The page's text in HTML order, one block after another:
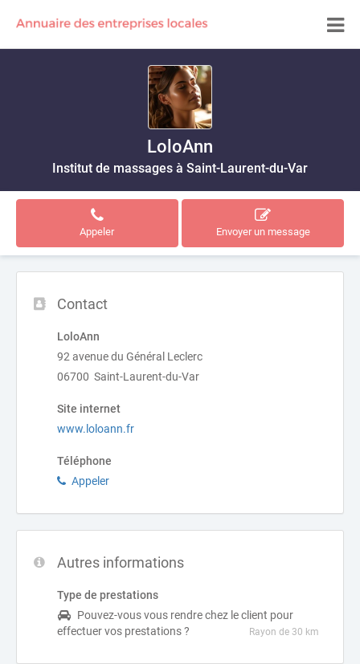
LoloAnn
Institut de massages à Saint-Laurent-du-Var
Appeler Envoyer un message
Contact
LoloAnn
92 avenue du Général Leclerc
06700 Saint-Laurent-du-Var
Site internet
www.loloann.fr
Téléphone
Appeler
Autres informations
Type de prestations
Pouvez-vous vous rendre chez le client pour
effectuer vos prestations ?
Rayon de 30 km